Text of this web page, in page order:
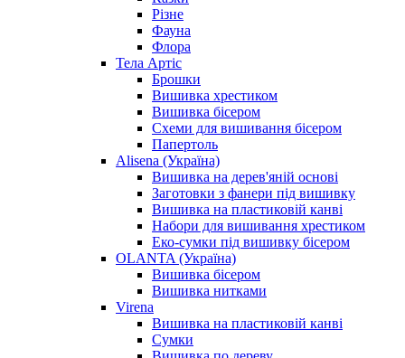
Різне
Фауна
Флора
Тела Артіс
Брошки
Вишивка хрестиком
Вишивка бісером
Схеми для вишивання бісером
Папертоль
Alisena (Україна)
Вишивка на дерев'яній основі
Заготовки з фанери під вишивку
Вишивка на пластиковій канві
Набори для вишивання хрестиком
Еко-сумки під вишивку бісером
OLANTA (Україна)
Вишивка бісером
Вишивка нитками
Virena
Вишивка на пластиковій канві
Сумки